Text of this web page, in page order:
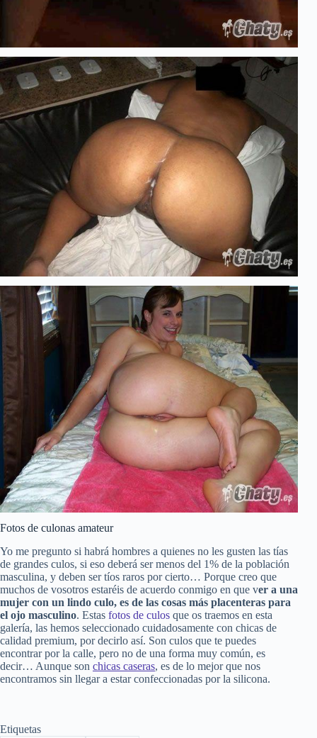
Fotos de culonas amateur
Yo me pregunto si habrá hombres a quienes no les gusten las tías
de grandes culos, si eso deberá ser menos del 1% de la población
masculina, y deben ser tíos raros por cierto… Porque creo que
muchos de vosotros estaréis de acuerdo conmigo en que ver a una
mujer con un lindo culo, es de las cosas más placenteras para
el ojo masculino. Estas fotos de culos que os traemos en esta
galería, las hemos seleccionado cuidadosamente con chicas de
calidad premium, por decirlo así. Son culos que te puedes
encontrar por la calle, pero no de una forma muy común, es
decir… Aunque son chicas caseras, es de lo mejor que nos
encontramos sin llegar a estar confeccionadas por la silicona.
Etiquetas